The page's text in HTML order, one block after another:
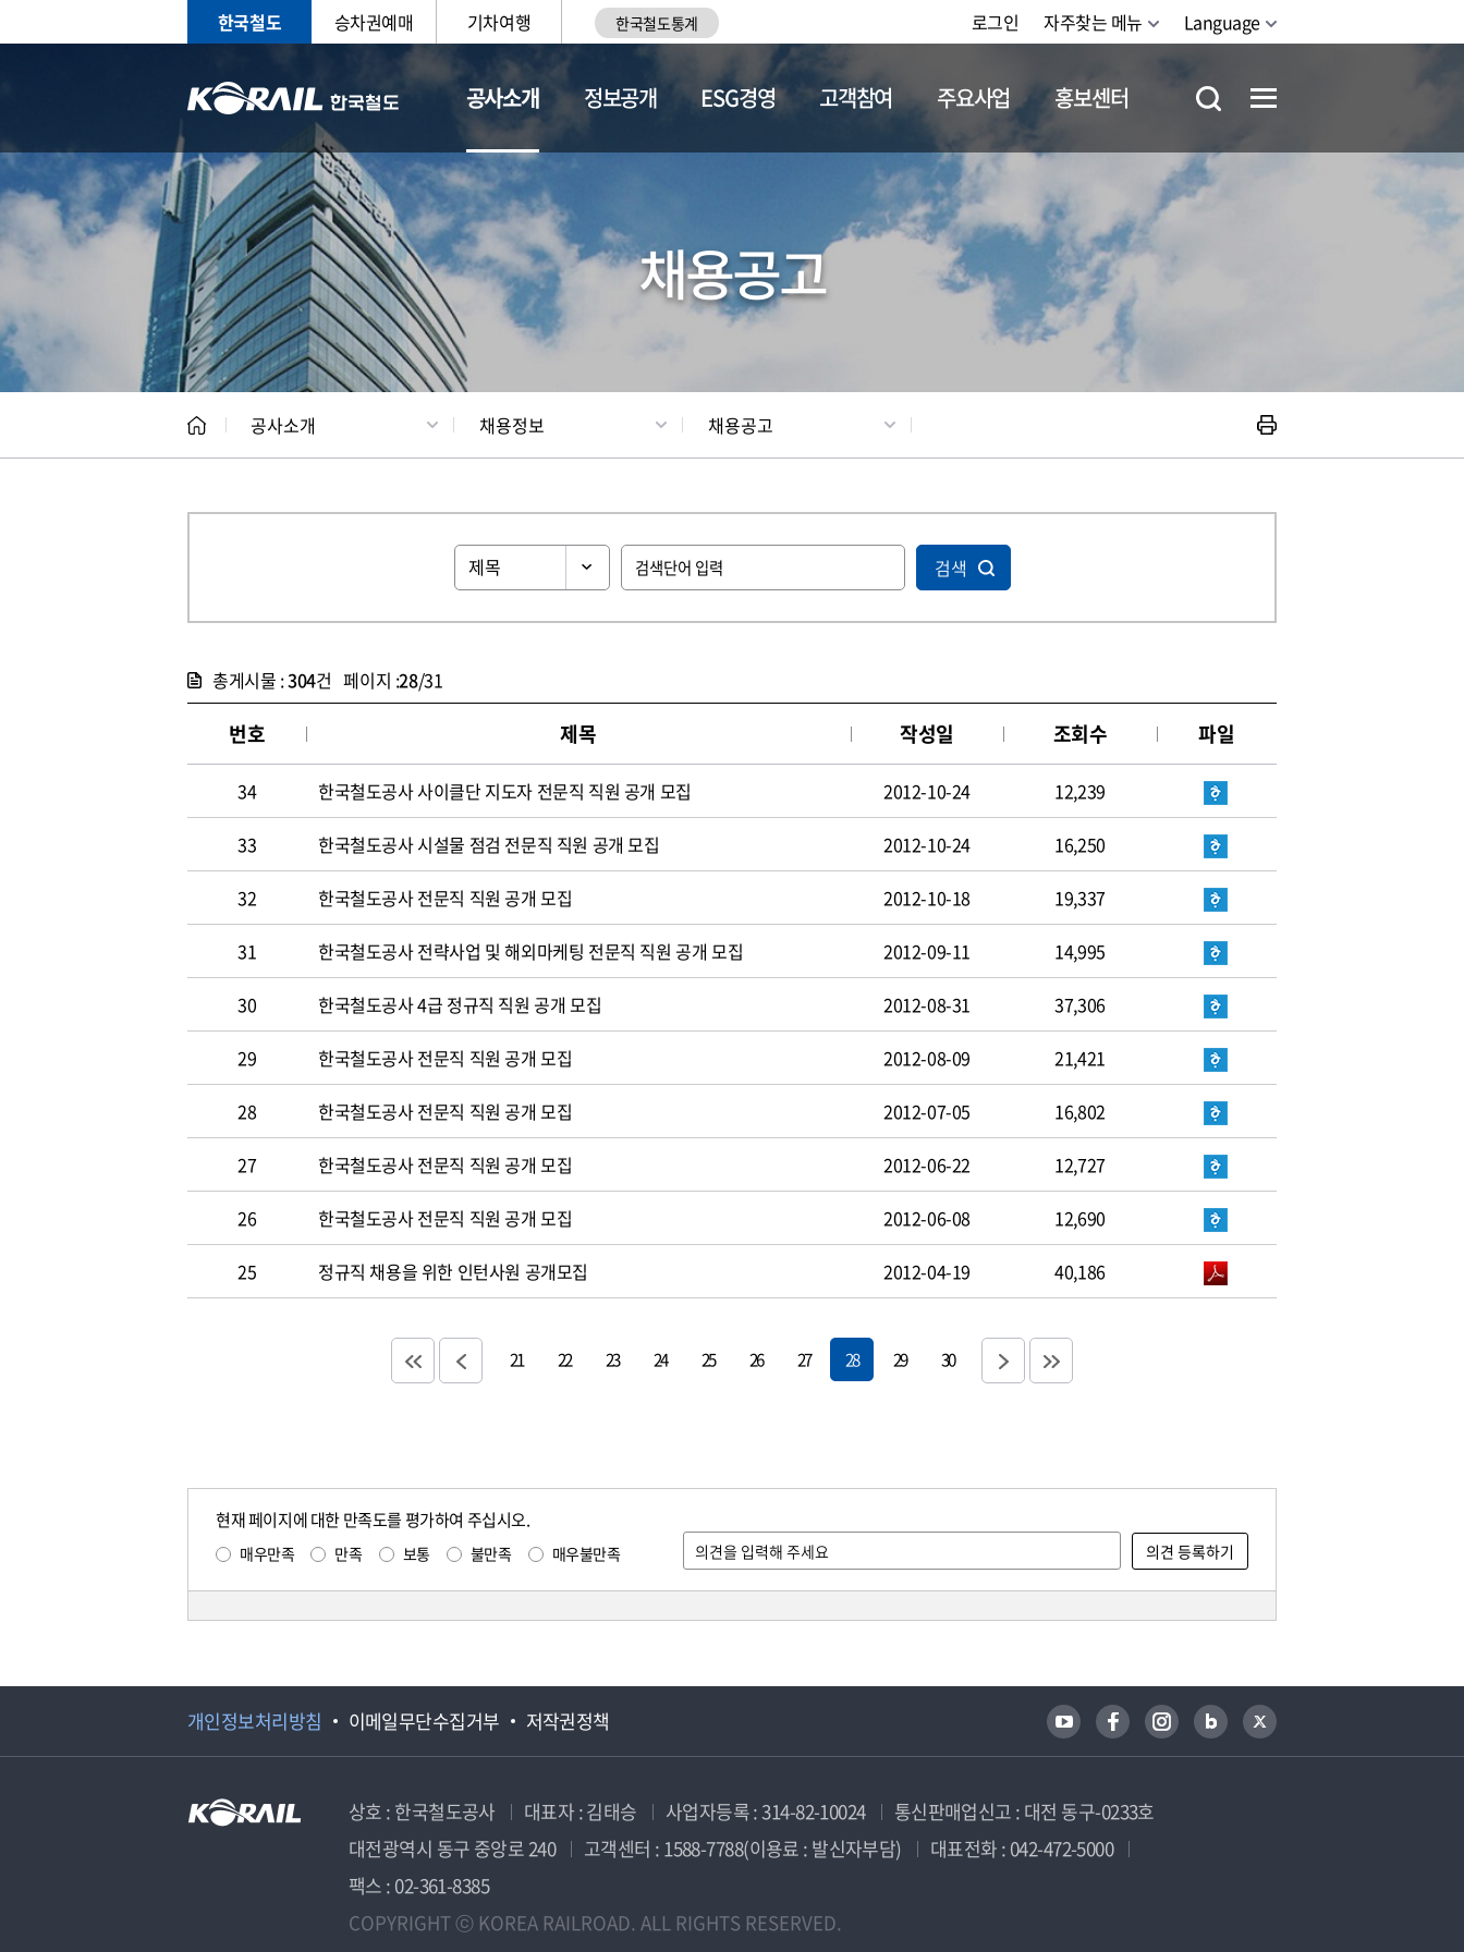
한국철도 승차권예매 기차여행 한국철도통계 로그인 자주찾는 메뉴 Language
공사소개
CEO 일반현황 채용정보
정보공개 ESG경영 고객참여 주요사업 홍보센터
채용공고
공사소개 채용정보 채용공고
검색
총게시물 :304건 페이지 :28/31
번호 제목 작성일 조회수 파일
34 한국철도공사 사이클단 지도자 전문직 직원 공개 모집 2012-10-24 12,239
33 한국철도공사 시설물 점검 전문직 직원 공개 모집 2012-10-24 16,250
32 한국철도공사 전문직 직원 공개 모집 2012-10-18 19,337
31 한국철도공사 전략사업 및 해외마케팅 전문직 직원 공개 모집 2012-09-11 14,995
30 한국철도공사 4급 정규직 직원 공개 모집 2012-08-31 37,306
29 한국철도공사 전문직 직원 공개 모집 2012-08-09 21,421
28 한국철도공사 전문직 직원 공개 모집 2012-07-05 16,802
27 한국철도공사 전문직 직원 공개 모집 2012-06-22 12,727
26 한국철도공사 전문직 직원 공개 모집 2012-06-08 12,690
25 정규직 채용을 위한 인턴사원 공개모집 2012-04-19 40,186
21 22 23 24 25 26 27 28 29 30
현재 페이지에 대한 만족도를 평가하여 주십시오.
매우만족 만족 보통 불만족 매우불만족
개인정보처리방침 이메일무단수집거부 저작권정책
상호 : 한국철도공사 대표자 : 김태승 사업자등록 : 314-82-10024
통신판매업신고 : 대전 동구-0233호
대전광역시 동구 중앙로 240
고객센터 : 1588-7788(이용료 : 발신자부담)
대표전화 : 042-472-5000
팩스 : 02-361-8385
COPYRIGHT ⓒ KOREA RAILROAD. ALL RIGHTS RESERVED.